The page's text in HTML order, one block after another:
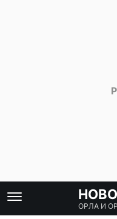
ОРЛА И